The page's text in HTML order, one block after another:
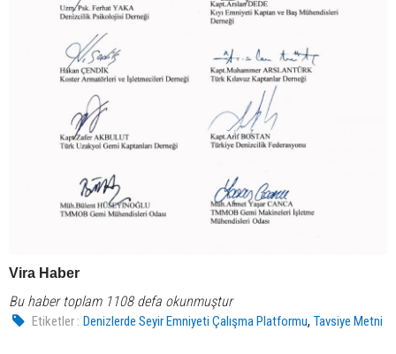
Vira Haber
Bu haber toplam 1108 defa okunmuştur
Etiketler : Denizlerde Seyir Emniyeti Çalışma Platformu,Tavsiye Metni